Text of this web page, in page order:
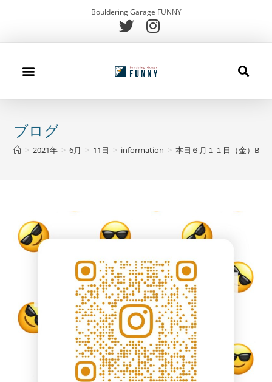
Bouldering Garage FUNNY
ブログ
> 2021年 > 6月 > 11日 > information > 本日６月１１日（金）